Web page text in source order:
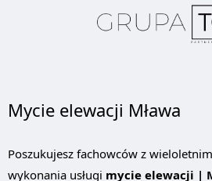
Mycie elewacji Mława
Poszukujesz fachowców z
wykonania usługi mycie elewacji |